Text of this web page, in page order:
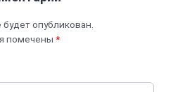
опубликован.
помечены *